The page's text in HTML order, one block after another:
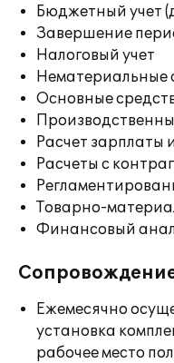
Бюджетный учет
Завершение
Налоговый учет
Нематериальные
Основные
Расчет зарплаты
Расчеты с
Товарно-
Финансовый
Ежемесячно
установка
рабочее место